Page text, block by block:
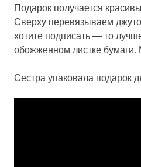
Подарок получается
Сверху перевязываем
хотите подписать — то
обожженном листке бумаги.
Сестра упаковала подарок